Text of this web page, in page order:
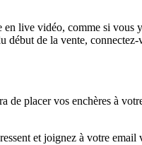
live vidéo, comme si vous
de la vente,
de placer vos enchères à
et joignez à votre